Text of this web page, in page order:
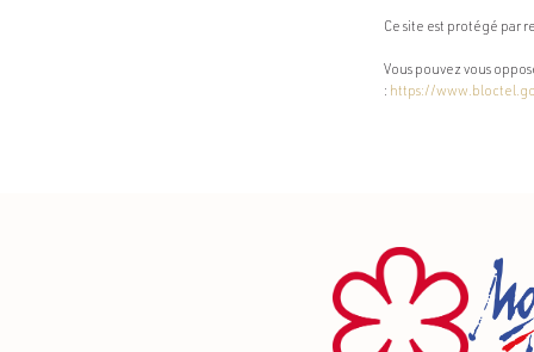
Ce site est protégé par
Vous pouvez vous
: https://